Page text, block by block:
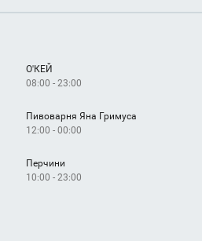
О'КЕЙ
08:00 - 23:00
Пивоварня Яна Гримуса
12:00 - 00:00
Перчини
10:00 - 23:00